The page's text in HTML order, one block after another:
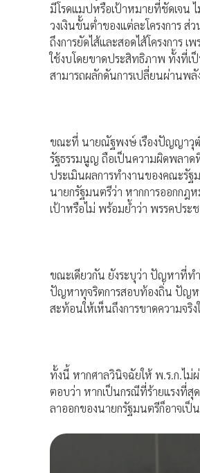
มีโรดแมปหรือเป้าหมายที่ชัดเจน
วงเงินขั้นต่ำของแต่ละโครงการ ส่
ถึงการยัดไส้และสอดไส้โครงการ เ
ใช้งบโดยขาดประสิทธิภาพ ทั้งที่เ
สามารถผลักดันการเปลี่ยนผ่านพลั
ขณะที่ นายณัฐพงษ์ เรืองปัญญาวุฒิ
รัฐธรรมนูญ ถือเป็นความผิดพลาด
ประเมินผลการทำงานของคณะรั
นายกรัฐมนตรีว่า หากการออกกฎ
เป้าหรือไม่ พร้อมย้ำว่า พรรคปร
ขณะเดียวกัน ยังระบุว่า ปัญหาที่ทำ
ปัญหาทุจริตการสอบท้องถิ่น ปัญห
สะท้อนให้เห็นถึงการขาดความจริ
ทั้งนี้ หากศาลวินิจฉัยให้ พ.ร.ก.ไ
ตอบว่า หากเป็นกรณีที่ร้ายแรงที่สุด
ลาออกของนายกรัฐมนตรีก็อาจเ